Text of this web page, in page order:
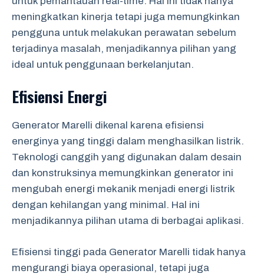
meningkatkan kinerja tetapi juga memungkinkan
pengguna untuk melakukan perawatan sebelum
terjadinya masalah, menjadikannya pilihan yang
ideal untuk penggunaan berkelanjutan.
Efisiensi Energi
Generator Marelli dikenal karena efisiensi
energinya yang tinggi dalam menghasilkan listrik.
Teknologi canggih yang digunakan dalam desain
dan konstruksinya memungkinkan generator ini
mengubah energi mekanik menjadi energi listrik
dengan kehilangan yang minimal. Hal ini
menjadikannya pilihan utama di berbagai aplikasi.
Efisiensi tinggi pada Generator Marelli tidak hanya
mengurangi biaya operasional, tetapi juga